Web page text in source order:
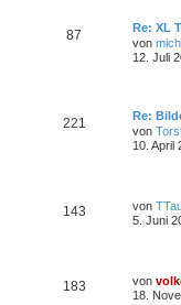
87
Re: XL
von
12. Juli
221
Re:
von
10. April
143 von
5. Juni
183 von
18.